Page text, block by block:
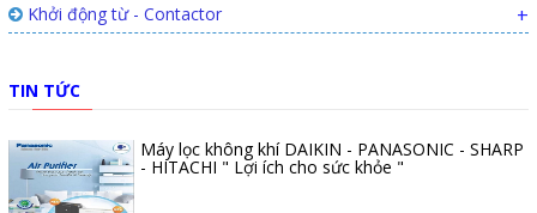
Khởi động từ - Contactor
+
TIN TỨC
Máy lọc không khí DAIKIN - PANASONIC - SHARP
- HITACHI " Lợi ích cho sức khỏe "